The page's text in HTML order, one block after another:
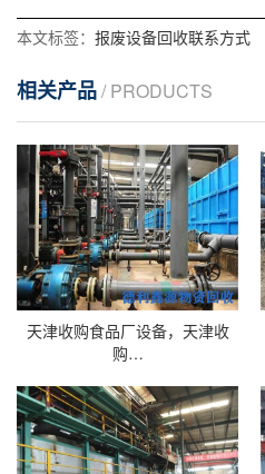
本文标签： 报废设备回收联系方式
相关产品/ PRODUCTS
天津收购食品厂设备，天津收
购…